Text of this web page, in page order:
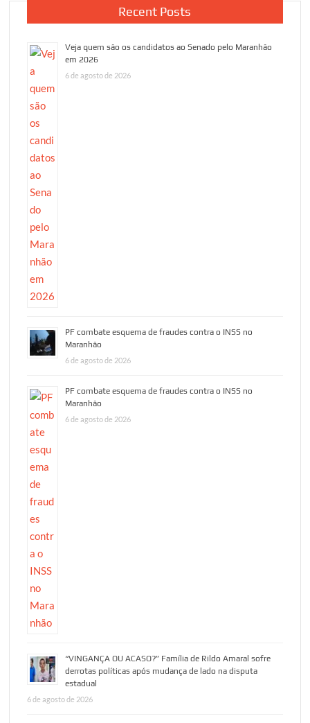
Recent Posts
Veja quem são os candidatos ao Senado pelo Maranhão
em 2026
6 de agosto de 2026
PF combate esquema de fraudes contra o INSS no
Maranhão
6 de agosto de 2026
PF combate esquema de fraudes contra o INSS no
Maranhão
6 de agosto de 2026
“VINGANÇA OU ACASO?” Família de Rildo Amaral sofre
derrotas políticas após mudança de lado na disputa
estadual
6 de agosto de 2026